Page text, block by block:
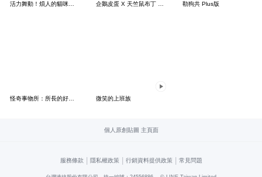
活力舞動！煩人的貓咪★迷你版 2 企鵝皮蛋 X 天竺鼠布丁 有點厭世 勒狗共 Plus版
微笑的上班族
個人原創貼圖 主頁面
服務條款 | 隱私權政策 | 行銷資料提供政策 | 常見問題